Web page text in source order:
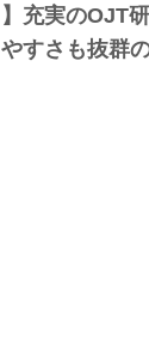
】充実のOJT
すさも抜群